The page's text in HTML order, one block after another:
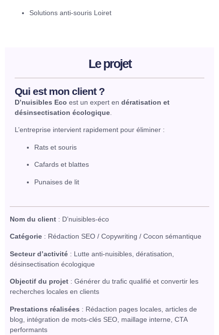
Solutions anti-souris Loiret
Le projet
Qui est mon client ?
D’nuisibles Eco est un expert en dératisation et
désinsectisation écologique
L’entreprise intervient rapidement pour éliminer :
Rats et souris
Cafards et blattes
Punaises de lit
Nom du client : D’nuisibles-éco
Catégorie : Rédaction SEO / Copywriting / Cocon sémantique
Secteur d’activité : Lutte anti-nuisibles, dératisation,
désinsectisation écologique
Objectif du projet : Générer du trafic qualifié et convertir les
recherches locales en clients
Prestations réalisées : Rédaction pages locales, articles de
blog, intégration de mots-clés SEO, maillage interne, CTA
performants